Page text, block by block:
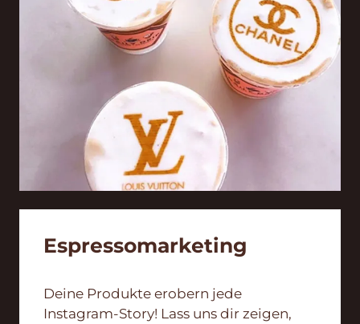
Espresso­marketing
Deine Produkte erobern jede
Instagram-Story! Lass uns dir zeigen,